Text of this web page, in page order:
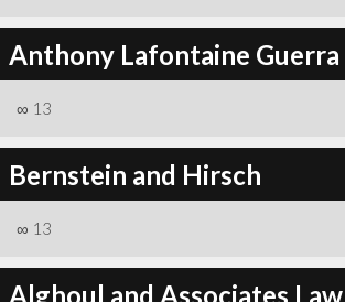
Anthony Lafontaine Guerra
∞ 13
Bernstein and Hirsch
∞ 13
Alghoul and Associates